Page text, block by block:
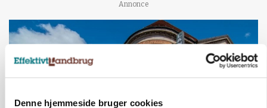
Denne hjemmeside bruger cookies
Annonce